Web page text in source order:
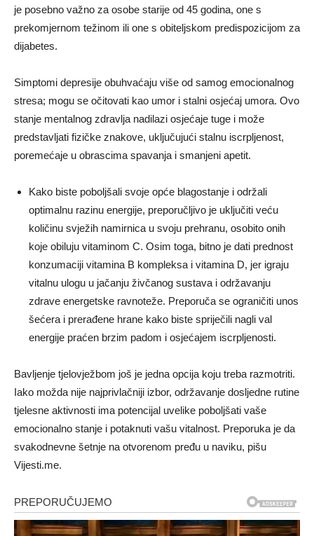
je posebno važno za osobe starije od 45 godina, one s
prekomjernom težinom ili one s obiteljskom predispozicijom za
dijabetes.
Simptomi depresije obuhvaćaju više od samog emocionalnog
stresa; mogu se očitovati kao umor i stalni osjećaj umora. Ovo
stanje mentalnog zdravlja nadilazi osjećaje tuge i može
predstavljati fizičke znakove, uključujući stalnu iscrpljenost,
poremećaje u obrascima spavanja i smanjeni apetit.
Kako biste poboljšali svoje opće blagostanje i održali
optimalnu razinu energije, preporučljivo je uključiti veću
količinu svježih namirnica u svoju prehranu, osobito onih
koje obiluju vitaminom C. Osim toga, bitno je dati prednost
konzumaciji vitamina B kompleksa i vitamina D, jer igraju
vitalnu ulogu u jačanju živčanog sustava i održavanju
zdrave energetske ravnoteže. Preporuča se ograničiti unos
šećera i prerađene hrane kako biste spriječili nagli val
energije praćen brzim padom i osjećajem iscrpljenosti.
Bavljenje tjelovježbom još je jedna opcija koju treba razmotriti.
Iako možda nije najprivlačniji izbor, održavanje dosljedne rutine
tjelesne aktivnosti ima potencijal uvelike poboljšati vaše
emocionalno stanje i potaknuti vašu vitalnost. Preporuka je da
svakodnevne šetnje na otvorenom pređu u naviku, pišu
Vijesti.me.